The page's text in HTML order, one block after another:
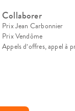
Collaborer
Prix Jean Carbonnier
Prix Vendôme
Appels d’offres, appel à